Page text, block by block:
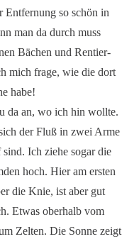
Entfernung so schön in
man da durch muss
Bächen und Rentier-
mich frage, wie die dort
habe!
da an, wo ich hin wollte.
der Fluß in zwei Arme
Ich ziehe sogar die
hoch. Hier am ersten
die Knie, ist aber gut
Etwas oberhalb vom
Zelten. Die Sonne zeigt